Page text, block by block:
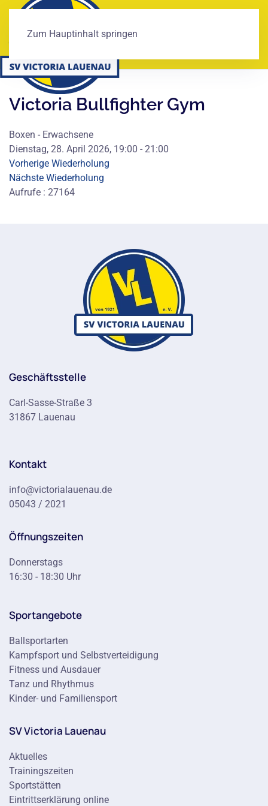
Zum Hauptinhalt springen
Victoria Bullfighter Gym
Boxen - Erwachsene
Dienstag, 28. April 2026, 19:00 - 21:00
Vorherige Wiederholung
Nächste Wiederholung
Aufrufe : 27164
Geschäftsstelle
Carl-Sasse-Straße 3
31867 Lauenau
Kontakt
info@victorialauenau.de
05043 / 2021
Öffnungszeiten
Donnerstags
16:30 - 18:30 Uhr
Sportangebote
Ballsportarten
Kampfsport und Selbstverteidigung
Fitness und Ausdauer
Tanz und Rhythmus
Kinder- und Familiensport
SV Victoria Lauenau
Aktuelles
Trainingszeiten
Sportstätten
Eintrittserklärung online